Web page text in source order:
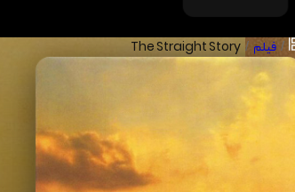
/ فیلم /
The Straight Story